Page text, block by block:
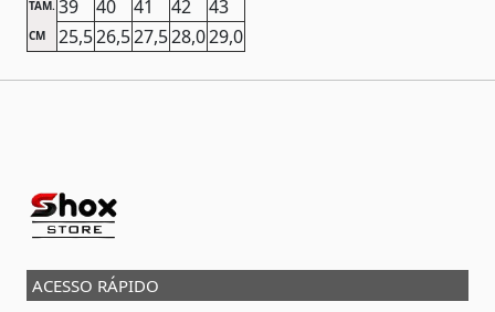
TAM. 39 40 41 42 43
CM 25,526,527,528,029,0
ACESSO RÁPIDO